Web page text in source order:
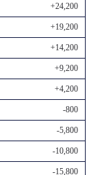
+24,200
+19,200
+14,200
+9,200
+4,200
-800
-5,800
-10,800
-15,800